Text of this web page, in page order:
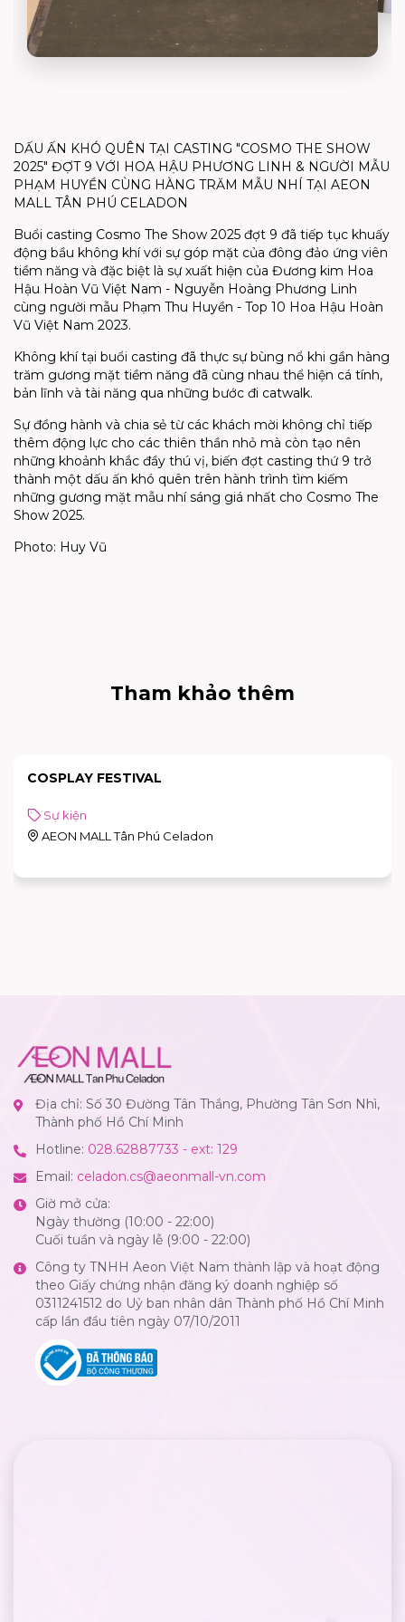
DẤU ẤN KHÓ QUÊN TẠI CASTING "COSMO THE SHOW
2025" ĐỢT 9 VỚI HOA HẬU PHƯƠNG LINH & NGƯỜI MẪU
PHẠM HUYỀN CÙNG HÀNG TRĂM MẪU NHÍ TẠI AEON
MALL TÂN PHÚ CELADON
Buổi casting Cosmo The Show 2025 đợt 9 đã tiếp tục khuấy
động bầu không khí với sự góp mặt của đông đảo ứng viên
tiềm năng và đặc biệt là sự xuất hiện của Đương kim Hoa
Hậu Hoàn Vũ Việt Nam - Nguyễn Hoàng Phương Linh
cùng người mẫu Phạm Thu Huyền - Top 10 Hoa Hậu Hoàn
Vũ Việt Nam 2023.
Không khí tại buổi casting đã thực sự bùng nổ khi gần hàng
trăm gương mặt tiềm năng đã cùng nhau thể hiện cá tính,
bản lĩnh và tài năng qua những bước đi catwalk.
Sự đồng hành và chia sẻ từ các khách mời không chỉ tiếp
thêm động lực cho các thiên thần nhỏ mà còn tạo nên
những khoảnh khắc đầy thú vị, biến đợt casting thứ 9 trở
thành một dấu ấn khó quên trên hành trình tìm kiếm
những gương mặt mẫu nhí sáng giá nhất cho Cosmo The
Show 2025.
Photo: Huy Vũ
Tham khảo thêm
COSPLAY FESTIVAL
Sự kiện
AEON MALL Tân Phú Celadon
Địa chỉ: Số 30 Đường Tân Thắng, Phường Tân Sơn Nhì,
Thành phố Hồ Chí Minh
Hotline: 028.62887733 - ext: 129
Email: celadon.cs@aeonmall-vn.com
Giờ mở cửa:
Ngày thường (10:00 - 22:00)
Cuối tuần và ngày lễ (9:00 - 22:00)
Công ty TNHH Aeon Việt Nam thành lập và hoạt động
theo Giấy chứng nhận đăng ký doanh nghiệp số
0311241512 do Uỷ ban nhân dân Thành phố Hồ Chí Minh
cấp lần đầu tiên ngày 07/10/2011